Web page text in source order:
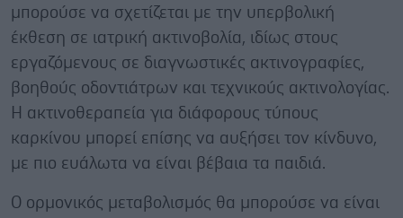
μπορούσε να σχετίζεται με την υπερβολική
έκθεση σε ιατρική ακτινοβολία, ιδίως στους
εργαζόμενους σε διαγνωστικές ακτινογραφίες,
βοηθούς οδοντιάτρων και τεχνικούς ακτινολογίας.
Η ακτινοθεραπεία για διάφορους τύπους
καρκίνου μπορεί επίσης να αυξήσει τον κίνδυνο,
με πιο ευάλωτα να είναι βέβαια τα παιδιά.
Ο ορμονικός μεταβολισμός θα μπορούσε να είναι